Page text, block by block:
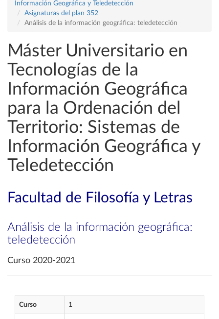
Información Geográfica y Teledetección
Asignaturas del plan 352
Análisis de la información geográfica: teledetección
Máster Universitario en
Tecnologías de la
Información Geográfica
para la Ordenación del
Territorio: Sistemas de
Información Geográfica y
Teledetección
Facultad de Filosofía y Letras
Análisis de la información geográfica:
teledetección
Curso 2020-2021
Curso 1